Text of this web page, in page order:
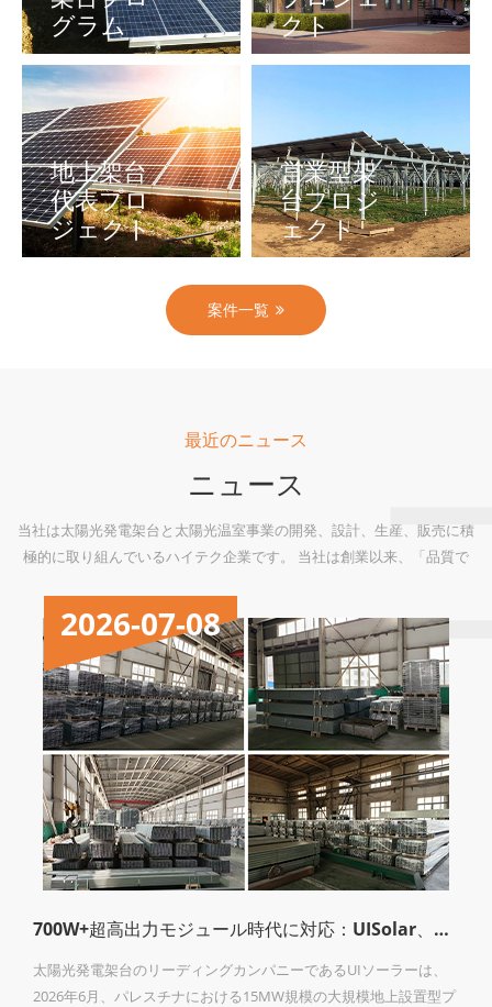
グラム
設置場所 : 日本
完成時間: 2019
年
クト
地上架台
代表プロ
ジェクト
営業型架
台プロジ
ェクト
完成時間: 2016
年
案件一覧
最近のニュース
ニュース
当社は太陽光発電架台と太陽光温室事業の開発、設計、生産、販売に積
極的に取り組んでいるハイテク企業です。 当社は創業以来、「品質で
時に、積極的に国内外の有名な科学研究機構、高等院校と幅広い研究、
実験で連携しております。...
700W+超高出力モジュール時代に対応：UISolar、パレスチナで15MW規模の地上設置型架台「ST5」プロジェクトを完遂
は、
型プ
2026-06-16
京セラコミュニケーションシステム（KCCS、京都市）は、フ
ルム型ペロブスカイト太陽電池の導入・施工を開始する。6月8